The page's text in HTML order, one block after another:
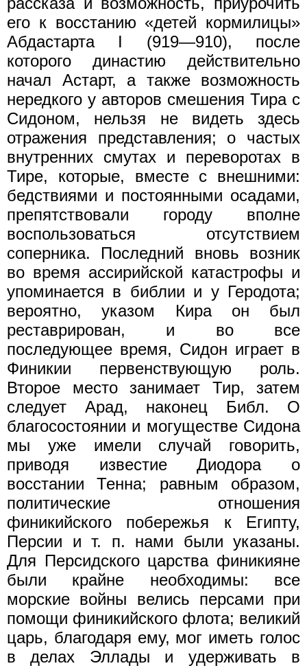
его к восстанию «детей кормилицы»
Абдастарта I (919—910), после
которого династию действительно
начал Астарт, а также возможность
нередкого у авторов смешения Тира с
Сидоном, нельзя не видеть здесь
отражения представления; о частых
внутренних смутах и переворотах в
Тире, которые, вместе с внешними:
бедствиями и постоянными осадами,
препятствовали городу вполне
воспользоваться отсутствием
соперника. Последний вновь возник
во время ассирийской катастрофы и
упоминается в библии и у Геродота;
вероятно, указом Кира он был
реставрирован, и во все
последующее время, Сидон играет в
Финикии первенствующую роль.
Второе место занимает Тир, затем
следует Арад, наконец Библ. О
благосостоянии и могуществе Сидона
мы уже имели случай говорить,
приводя известие Диодора о
восстании Тенна; равным образом,
политические отношения
финикийского побережья к Египту,
Персии и т. п. нами были указаны.
Для Персидского царства финикияне
были крайне необходимы: все
морские войны велись персами при
помощи финикийского флота; великий
царь, благодаря ему, мог иметь голос
в делах Эллады и удерживать в